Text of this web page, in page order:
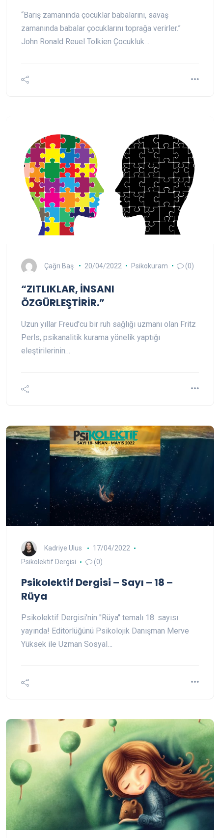
“Barış zamanında çocuklar babalarını, savaş
zamanında babalar çocuklarını toprağa verirler.”
John Ronald Reuel Tolkien Çocukluk…
Çağrı Baş 20/04/2022 Psikokuram (0)
“ZITLIKLAR, İNSANI
ÖZGÜRLEŞTİRİR.”
Uzun yıllar Freud'cu bir ruh sağlığı uzmanı olan Fritz
Perls, psikanalitik kurama yönelik yaptığı
eleştirilerinin…
Kadriye Ulus
17/04/2022
Psikolektif Dergisi
(0)
Psikolektif Dergisi – Sayı – 18 –
Rüya
Psikolektif Dergisi'nin ''Rüya'' temalı 18. sayısı
yayında! Editörlüğünü Psikolojik Danışman Merve
Yüksek ile Uzman Sosyal…